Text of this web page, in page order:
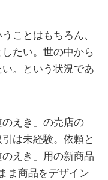
ことはもちろん、
たい。世の中から
。という状況であ
えき」の売店の
は未経験。依頼と
えき」用の新商品
ま商品をデザイン